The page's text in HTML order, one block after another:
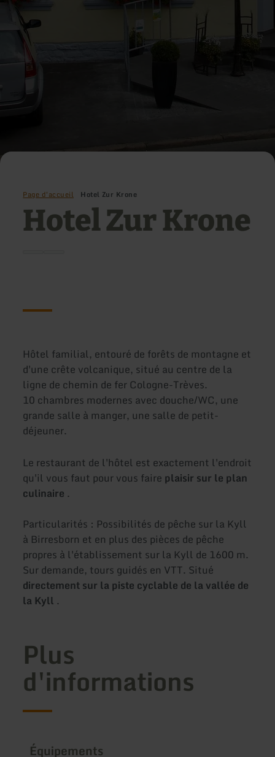
Page d'accueil Hotel Zur Krone
Hotel Zur Krone
Hôtel familial, entouré de forêts de montagne et
d'une crête volcanique, situé au centre de la
ligne de chemin de fer Cologne-Trèves.
10 chambres modernes avec douche/WC, une
grande salle à manger, une salle de petit-
déjeuner.
Le restaurant de l'hôtel est exactement l'endroit
qu'il vous faut pour vous faire plaisir sur le plan
culinaire .
Particularités : Possibilités de pêche sur la Kyll
à Birresborn et en plus des pièces de pêche
propres à l'établissement sur la Kyll de 1600 m.
Sur demande, tours guidés en VTT. Situé
directement sur la piste cyclable de la vallée de
la Kyll .
Plus
d'informations
Équipements